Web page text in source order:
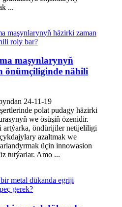
...
maşynlarynyň
önümçiliginde nähili
24-11-19
polat pudagy häzirki
we ösüşiň özenidir.
artýarka, öndürijiler netijeliligi
azaltmak we
üçin innowasion
tutýarlar. Amo ...